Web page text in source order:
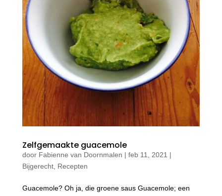
Zelfgemaakte guacemole
door Fabienne van Doornmalen | feb 11, 2021 |
Bijgerecht, Recepten
Guacemole? Oh ja, die groene saus Guacemole; een